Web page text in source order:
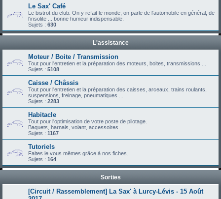
Le Sax' Café
Le bistrot du club. On y refait le monde, on parle de l'automobile en général, de
l'insolite ... bonne humeur indispensable.
Sujets : 630
L'assistance
Moteur / Boite / Transmission
Tout pour l'entretien et la préparation des moteurs, boites, transmissions ...
Sujets : 5108
Caisse / Châssis
Tout pour l'entretien et la préparation des caisses, arceaux, trains roulants,
suspensions, freinage, pneumatiques ...
Sujets : 2283
Habitacle
Tout pour l'optimisation de votre poste de pilotage.
Baquets, harnais, volant, accessoires...
Sujets : 1167
Tutoriels
Faites le vous mêmes grâce à nos fiches.
Sujets : 164
Sorties
[Circuit / Rassemblement] La Sax' à Lurcy-Lévis - 15 Août